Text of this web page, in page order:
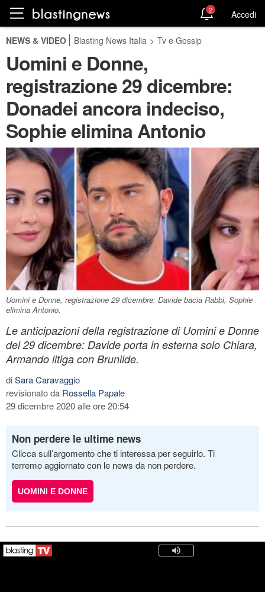
2 Accedi
NEWS & VIDEO Blasting News Italia > Tv e Gossip
Uomini e Donne,
registrazione 29 dicembre:
Donadei ancora indeciso,
Sophie elimina Antonio
Uomini e Donne, registrazione 29 dicembre: Davide bacia Rabbi, Sophie
elimina Antonio.
Le anticipazioni della registrazione di Uomini e Donne
del 29 dicembre: Davide porta in esterna solo Chiara,
Armando litiga con Brunilde.
diSara Caravaggio
revisionato da Rossella Papale
29 dicembre 2020 alle ore 20:54
Non perdere le ultime news
Clicca sull’argomento che ti interessa per seguirlo. Ti
terremo aggiornato con le news da non perdere.
UOMINI E DONNE